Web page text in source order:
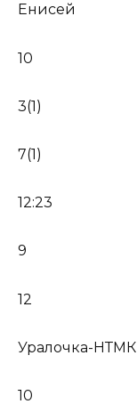
Енисей
10
3(1)
7(1)
12:23
9
12
Уралочка-НТМК
10